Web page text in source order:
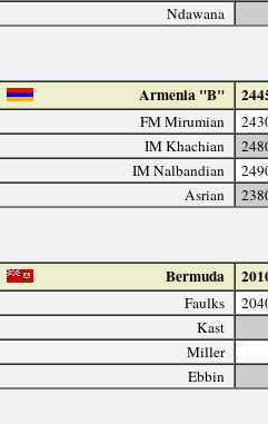
Ndawana
Armenia "B"
FM Mirumian
IM Khachian
IM Nalbandian
Asrian
Bermuda
Faulks
Kast
Miller
Ebbin